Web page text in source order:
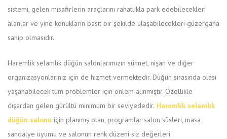
sistemi, gelen misafirlerin araçlarını rahatlıkla park edebilecekleri
alanlar ve yine konukların basit bir şekilde ulaşabilecekleri güzergaha
sahip olmasıdır.
Haremlik selamlık düğün salonlarımızın sünnet, nişan ve diğer
organizasyonlarınız için de hizmet vermektedir. Düğün sırasında olası
yaşanabilecek tüm problemler için önlem alınmıştır. Özellikle
dışardan gelen gürültü minimum bir seviyededir. Haremlik selamlık
düğün salonu için planmış olan, programlar salon süsleri, masa
sandalye uyumu ve salonun renk düzeni siz değerleri